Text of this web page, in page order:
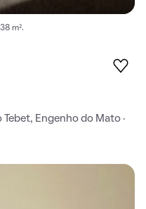
m².
Engenho do Mato ·